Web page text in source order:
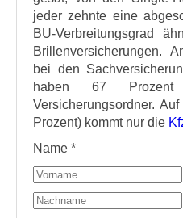
jeder zehnte eine
BU-Verbreitungsgrad
Brillenversicherungen.
bei den
haben 67
Versicherungsordner.
Prozent) kommt nur die
Name *